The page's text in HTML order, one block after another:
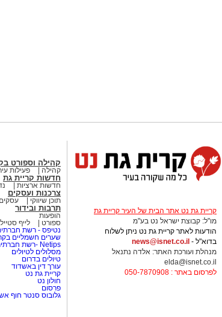
לפרטים המלאים ולהגשת מועמדות ניתן להיכנס לעמוד
החברה העירונית:
להגשת מועמדות לחצו כאן
יש לכם מידע חשוב שטרם נחשף? צילומים מאירוע
קריית גת נט אתר הבית של העיר קריית גת
מו"ל: קבוצת ישראל נט בע"מ
הודעות לאתר קריית גת נט ניתן לשלוח
בדוא"ל - news@isnet.co.il
מנהלת ועורכת האתר: אלדה נתנאל
elda@isnet.co.il
לפרסום באתר : 050-7870908
קהילה וספורט
קהילה פעילות
חדשות קריית גת
חדשות ארציות
צרכנות ועסקים
תוכן שיווקי
תרבות ובידור
הופעות
ספורט
לייף סטייל
נטיפס - רשת
שערים חשמליים
Netips -רשת חברתית לחכמת ההמונים
מסלולים לטיולים
טיולים בדרום
עורך דין באשדוד
קריית גת נט
חולון נט
פרסום
גלובוס סנטר חוף